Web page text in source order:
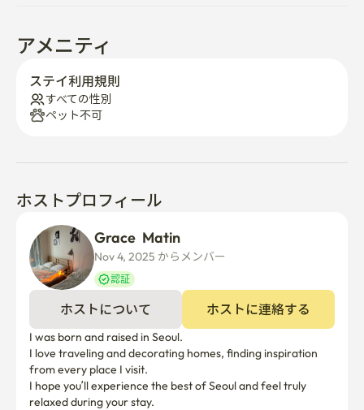
🛋アプライアンス
	• エアコン
	• 冷蔵庫
	• 電気ケトル
	• 無料Wi-Fi
🍳調理器具
	• フライパン、鍋、まな板、キッチンツール
	• 調理用セットアップ
🍽食器
	• 食器 4点
	• ワイングラス
アメニティ
ステイ利用規則
すべての性別
ペット不可
ホストプロフィール
Grace  Matin
Nov 4, 2025 からメンバー
認証
ホストについて ホストに連絡する
I was born and raised in Seoul.
I love traveling and decorating homes, finding inspiration
from every place I visit.
I hope you’ll experience the best of Seoul and feel truly
relaxed during your stay.